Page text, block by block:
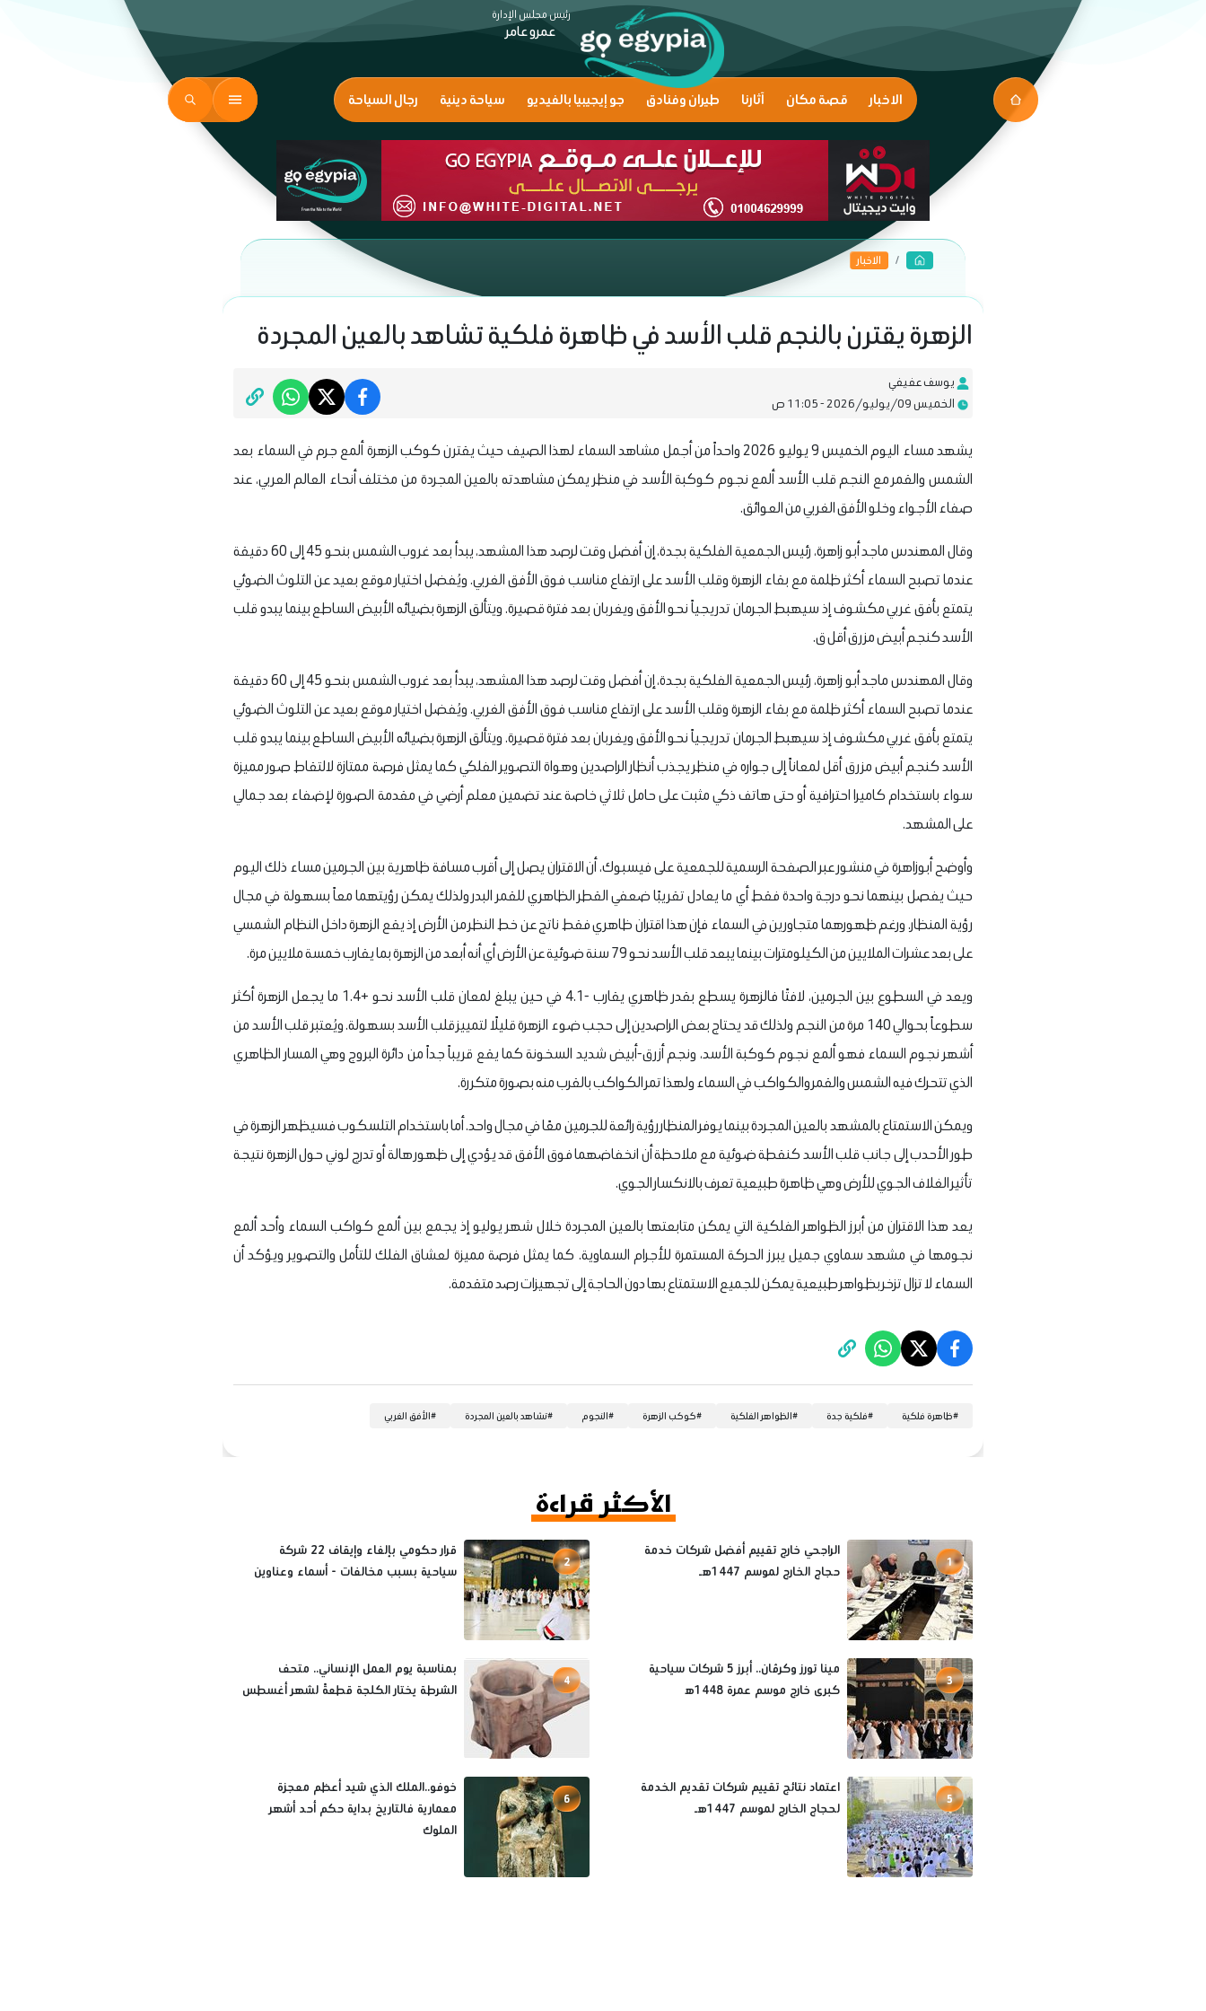
رئيس مجلس الإدارة
عمرو عامر
الاخبار قصة مكان آثارنا طيران وفنادق جو إيجيبيا بالفيديو سياحة دينية رجال السياحة
الاخبار
الزهرة يقترن بالنجم قلب الأسد في ظاهرة فلكية تشاهد بالعين المجردة
يوسف عفيفي
الخميس 09/يوليو/2026 - 11:05 ص
يشهد مساء اليوم الخميس 9 يوليو 2026 واحداً من أجمل مشاهد السماء لهذا الصيف حيث يقترن كوكب الزهرة ألمع جرم في السماء بعد
الشمس والقمر مع النجم قلب الأسد ألمع نجوم كوكبة الأسد في منظر يمكن مشاهدته بالعين المجردة من مختلف أنحاء العالم العربي، عند
صفاء الأجواء وخلو الأفق الغربي من العوائق.
وقال المهندس ماجد أبو زاهرة، رئيس الجمعية الفلكية بجدة، إن أفضل وقت لرصد هذا المشهد، يبدأ بعد غروب الشمس بنحو 45 إلى 60 دقيقة
عندما تصبح السماء أكثر ظلمة مع بقاء الزهرة وقلب الأسد على ارتفاع مناسب فوق الأفق الغربي. ويُفضل اختيار موقع بعيد عن التلوث الضوئي
يتمتع بأفق غربي مكشوف إذ سيهبط الجرمان تدريجياً نحو الأفق ويغربان بعد فترة قصيرة. ويتألق الزهرة بضيائه الأبيض الساطع بينما يبدو قلب
الأسد كنجم أبيض مزرق أقل ق.
وقال المهندس ماجد أبو زاهرة، رئيس الجمعية الفلكية بجدة، إن أفضل وقت لرصد هذا المشهد، يبدأ بعد غروب الشمس بنحو 45 إلى 60 دقيقة
عندما تصبح السماء أكثر ظلمة مع بقاء الزهرة وقلب الأسد على ارتفاع مناسب فوق الأفق الغربي. ويُفضل اختيار موقع بعيد عن التلوث الضوئي
يتمتع بأفق غربي مكشوف إذ سيهبط الجرمان تدريجياً نحو الأفق ويغربان بعد فترة قصيرة. ويتألق الزهرة بضيائه الأبيض الساطع بينما يبدو قلب
الأسد كنجم أبيض مزرق أقل لمعاناً إلى جواره في منظر يجذب أنظار الراصدين وهواة التصوير الفلكي كما يمثل فرصة ممتازة لالتقاط صور مميزة
سواء باستخدام كاميرا احترافية أو حتى هاتف ذكي مثبت على حامل ثلاثي خاصة عند تضمين معلم أرضي في مقدمة الصورة لإضفاء بعد جمالي
على المشهد.
وأوضح أبوزاهرة في منشور عبر الصفحة الرسمية للجمعية على فيسبوك، أن الاقتران يصل إلى أقرب مسافة ظاهرية بين الجرمين مساء ذلك اليوم
حيث يفصل بينهما نحو درجة واحدة فقط أي ما يعادل تقريبًا ضعفي القطر الظاهري للقمر البدر ولذلك يمكن رؤيتهما معاً بسهولة في مجال
رؤية المنظار. ورغم ظهورهما متجاورين في السماء فإن هذا اقتران ظاهري فقط ناتج عن خط النظر من الأرض إذ يقع الزهرة داخل النظام الشمسي
على بعد عشرات الملايين من الكيلومترات بينما يبعد قلب الأسد نحو 79 سنة ضوئية عن الأرض أي أنه أبعد من الزهرة بما يقارب خمسة ملايين مرة.
ويعد في السطوع بين الجرمين، لافتًا فالزهرة يسطع بقدر ظاهري يقارب -4.1 في حين يبلغ لمعان قلب الأسد نحو +1.4 ما يجعل الزهرة أكثر
سطوعاً بحوالي 140 مرة من النجم ولذلك قد يحتاج بعض الراصدين إلى حجب ضوء الزهرة قليلًا لتمييز قلب الأسد بسهولة. ويُعتبر قلب الأسد من
أشهر نجوم السماء فهو ألمع نجوم كوكبة الأسد، ونجم أزرق-أبيض شديد السخونة كما يقع قريباً جداً من دائرة البروج وهي المسار الظاهري
الذي تتحرك فيه الشمس والقمر والكواكب في السماء ولهذا تمر الكواكب بالقرب منه بصورة متكررة.
ويمكن الاستمتاع بالمشهد بالعين المجردة بينما يوفر المنظار رؤية رائعة للجرمين معًا في مجال واحد. أما باستخدام التلسكوب فسيظهر الزهرة في
طور الأحدب إلى جانب قلب الأسد كنقطة ضوئية مع ملاحظة أن انخفاضهما فوق الأفق قد يؤدي إلى ظهور هالة أو تدرج لوني حول الزهرة نتيجة
تأثير الغلاف الجوي للأرض وهي ظاهرة طبيعية تعرف بالانكسار الجوي.
يعد هذا الاقتران من أبرز الظواهر الفلكية التي يمكن متابعتها بالعين المجردة خلال شهر يوليو إذ يجمع بين ألمع كواكب السماء وأحد ألمع
نجومها في مشهد سماوي جميل يبرز الحركة المستمرة للأجرام السماوية. كما يمثل فرصة مميزة لعشاق الفلك للتأمل والتصوير ويؤكد أن
السماء لا تزال تزخر بظواهر طبيعية يمكن للجميع الاستمتاع بها دون الحاجة إلى تجهيزات رصد متقدمة.
#ظاهرة فلكية #فلكية جدة #الظواهر الفلكية #كوكب الزهرة #النجوم #تشاهد بالعين المجردة #الأفق الغربي
الأكثر قراءة
1
الراجحي خارج تقييم أفضل شركات خدمة
حجاج الخارج لموسم 1447هـ
2
قرار حكومي بإلغاء وإيقاف 22 شركة
سياحية بسبب مخالفات - أسماء وعناوين
3
مينا تورز وكرڤان.. أبرز 5 شركات سياحية
كبرى خارج موسم عمرة 1448ه‍
4
بمناسبة يوم العمل الإنساني.. متحف
الشرطة يختار الكلجة قطعةً لشهر أغسطس
5
اعتماد نتائج تقييم شركات تقديم الخدمة
لحجاج الخارج لموسم 1447هـ
6
خوفو..الملك الذي شيد أعظم معجزة
معمارية فالتاريخ بداية حكم أحد أشهر
الملوك